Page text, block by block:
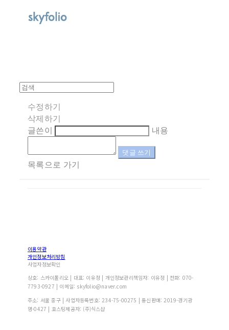
수정하기
삭제하기
글쓴이
내용
댓글 쓰기
목록으로 가기
이용약관
개인정보처리방침
사업자정보확인
상호: 스카이폴리오 | 대표: 이유정 | 개인정보관리책임자: 이유정 | 전화: 070-
7793-0927 | 이메일: skyfolio@naver.com
주소: 서울 중구 | 사업자등록번호: 234-75-00275 | 통신판매: 2019-경기광
명-0427 | 호스팅제공자: (주)식스샵